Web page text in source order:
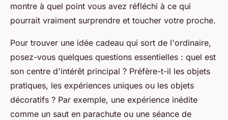
montre à quel point vous avez réfléchi à ce qui
pourrait vraiment surprendre et toucher votre proche.
Pour trouver une idée cadeau qui sort de l'ordinaire,
posez-vous quelques questions essentielles : quel est
son centre d'intérêt principal ? Préfère-t-il les objets
pratiques, les expériences uniques ou les objets
décoratifs ? Par exemple, une expérience inédite
comme un saut en parachute ou une séance de